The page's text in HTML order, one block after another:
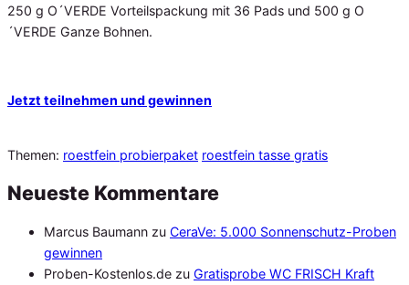
250 g O´VERDE Vorteilspackung mit 36 Pads und 500 g O
´VERDE Ganze Bohnen.
Jetzt teilnehmen und gewinnen
Themen: roestfein probierpaket roestfein tasse gratis
Neueste Kommentare
Marcus Baumann zu CeraVe: 5.000 Sonnenschutz-Proben
gewinnen
Proben-Kostenlos.de zu Gratisprobe WC FRISCH Kraft